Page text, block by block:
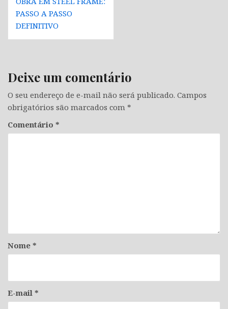
PASSO A PASSO
DEFINITIVO
Deixe um comentário
O seu endereço de e-mail não será publicado. Campos
obrigatórios são marcados com *
Comentário *
Nome *
E-mail *